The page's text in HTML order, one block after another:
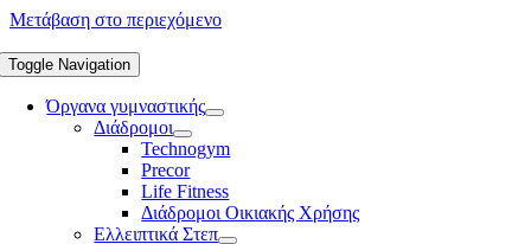
Μετάβαση στο περιεχόμενο
Toggle Navigation
Όργανα γυμναστικής
Διάδρομοι
Technogym
Precor
Life Fitness
Διάδρομοι Οικιακής Χρήσης
Ελλειπτικά Στεπ